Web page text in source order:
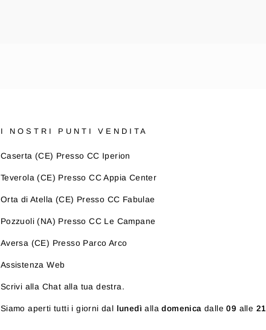
I NOSTRI PUNTI VENDITA
Caserta (CE) Presso CC Iperion
Teverola (CE) Presso CC Appia Center
Orta di Atella (CE) Presso CC Fabulae
Pozzuoli (NA) Presso CC Le Campane
Aversa (CE) Presso Parco Arco
Assistenza Web
Scrivi alla Chat alla tua destra.
Siamo aperti tutti i giorni dal lunedìalladomenica dalle09 alle 21